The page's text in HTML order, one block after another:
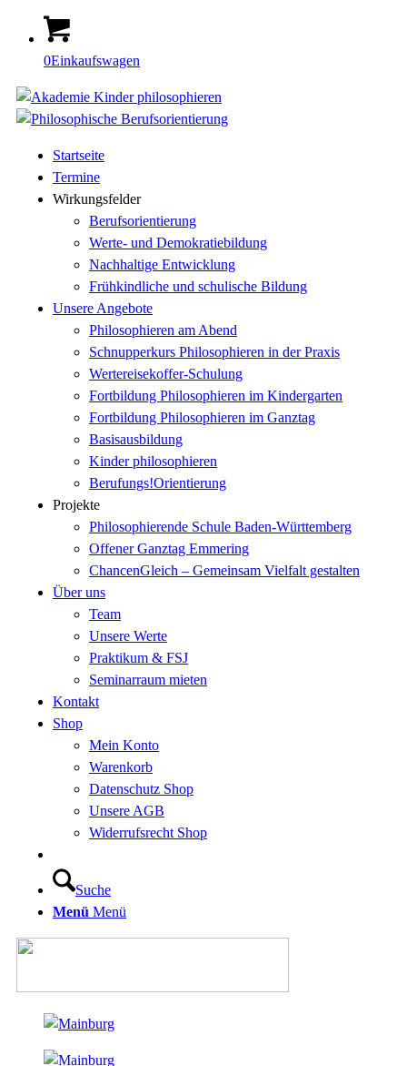
0Einkaufswagen
Startseite
Termine
Wirkungsfelder
Berufsorientierung
Werte- und Demokratiebildung
Nachhaltige Entwicklung
Frühkindliche und schulische Bildung
Unsere Angebote
Philosophieren am Abend
Schnupperkurs Philosophieren in der Praxis
Wertereisekoffer-Schulung
Fortbildung Philosophieren im Kindergarten
Fortbildung Philosophieren im Ganztag
Basisausbildung
Kinder philosophieren
Berufungs!Orientierung
Projekte
Philosophierende Schule Baden-Württemberg
Offener Ganztag Emmering
ChancenGleich – Gemeinsam Vielfalt gestalten
Über uns
Team
Unsere Werte
Praktikum & FSJ
Seminarraum mieten
Kontakt
Shop
Mein Konto
Warenkorb
Datenschutz Shop
Unsere AGB
Widerrufsrecht Shop
Suche
Menü Menü